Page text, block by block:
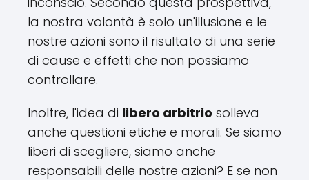
la nostra volontà è solo un'illusione e le
nostre azioni sono il risultato di una serie
di cause e effetti che non possiamo
controllare.
Inoltre, l'idea di libero arbitrio solleva
anche questioni etiche e morali. Se siamo
liberi di scegliere, siamo anche
responsabili delle nostre azioni? E se non